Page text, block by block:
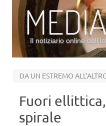
Il notiziario online
DA UN ESTREMO
Fuori
spirale